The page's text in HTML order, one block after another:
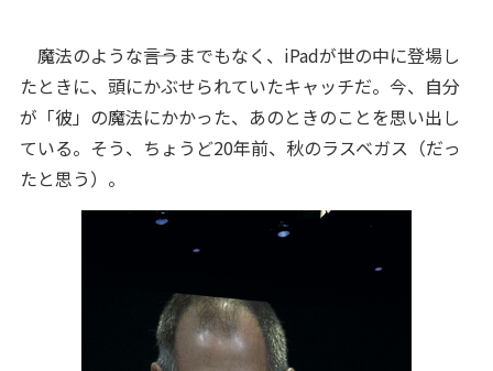
魔法のような――言うまでもなく、iPadが世の中に登場し
たときに、頭にかぶせられていたキャッチだ。今、自分
が「彼」の魔法にかかった、あのときのことを思い出し
ている。そう、ちょうど20年前、秋のラスベガス（だっ
たと思う）。